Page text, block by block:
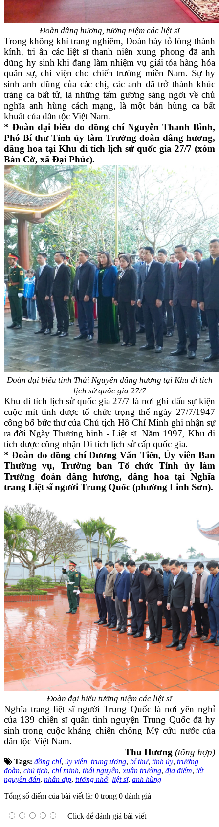
Đoàn dâng hương, tưởng niệm các liệt sĩ
Trong không khí trang nghiêm, Đoàn bày tỏ lòng thành
kính, tri ân các liệt sĩ thanh niên xung phong đã anh
dũng hy sinh khi đang làm nhiệm vụ giải tỏa hàng hóa
quân sự, chi viện cho chiến trường miền Nam. Sự hy
sinh anh dũng của các chị, các anh đã trở thành khúc
tráng ca bất tử, là những tấm gương sáng ngời về chủ
nghĩa anh hùng cách mạng, là một bản hùng ca bất
khuất của dân tộc Việt Nam.
* Đoàn đại biểu do đồng chí Nguyễn Thanh Bình,
Phó Bí thư Tỉnh ủy làm Trưởng đoàn dâng hương,
dâng hoa tại Khu di tích lịch sử quốc gia 27/7 (xóm
Bàn Cờ, xã Đại Phúc).
Đoàn đại biểu tỉnh Thái Nguyên dâng hương tại Khu di tích
lịch sử quốc gia 27/7
Khu di tích lịch sử quốc gia 27/7 là nơi ghi dấu sự kiện
cuộc mít tinh được tổ chức trọng thể ngày 27/7/1947
công bố bức thư của Chủ tịch Hồ Chí Minh ghi nhận sự
ra đời Ngày Thương binh - Liệt sĩ. Năm 1997, Khu di
tích được công nhận Di tích lịch sử cấp quốc gia.
* Đoàn do đồng chí Dương Văn Tiến, Ủy viên Ban
Thường vụ, Trưởng ban Tổ chức Tỉnh ủy làm
Trưởng đoàn dâng hương, dâng hoa tại Nghĩa
trang Liệt sĩ người Trung Quốc (phường Linh Sơn).
Đoàn đại biểu tưởng niệm các liệt sĩ
Nghĩa trang liệt sĩ người Trung Quốc là nơi yên nghỉ
của 139 chiến sĩ quân tình nguyện Trung Quốc đã hy
sinh trong cuộc kháng chiến chống Mỹ cứu nước của
dân tộc Việt Nam.
Thu Hương (tổng hợp)
Tags: đồng chí, ủy viên, trung ương, bí thư, tỉnh ủy, trưởng
đoàn, chủ tịch, chí minh, thái nguyên,xuân trường, địa điểm, tết
nguyên đán, nhân dịp, tưởng nhớ, liệt sĩ, anh hùng
Tổng số điểm của bài viết là: 0 trong 0 đánh giá
Click để đánh giá bài viết